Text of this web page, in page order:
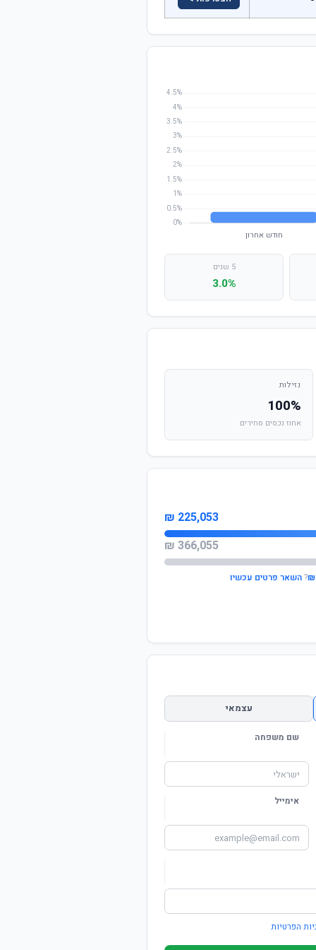
5 שנים
3.0%
נזילות
100%
אחוז נכסים סחירים
225,053 ₪
366,055 ₪
?השאר פרטים עכשיו
עצמאי
שם משפחה
אימייל
הפרטיות